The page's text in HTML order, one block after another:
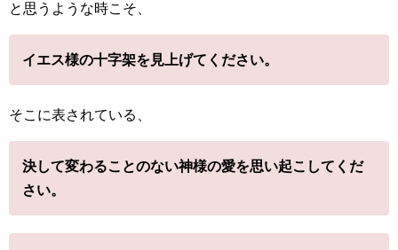
と思うような時こそ、
イエス様の十字架を見上げてください。
そこに表されている、
決して変わることのない神様の愛を思い起こしてくだ
さい。